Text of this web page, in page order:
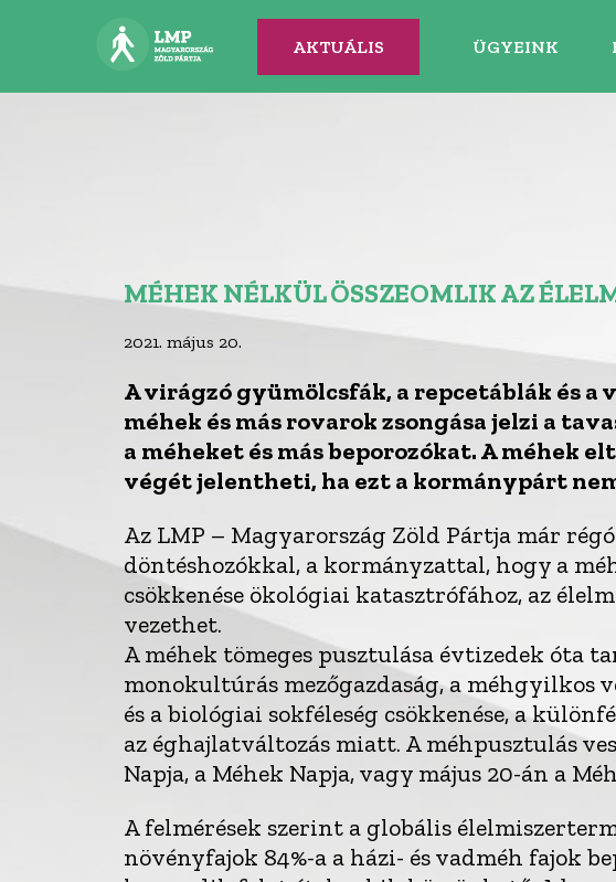
AKTUÁLIS ÜGYEINK
MÉHEK NÉLKÜL ÖSSZEOMLIK AZ
2021. május 20.
A virágzó gyümölcsfák, a repcetáblák és
méhek és más rovarok zsongása jelzi a
a méheket és más beporozókat. A méhek
végét jelentheti, ha ezt a kormánypárt
Az LMP – Magyarország Zöld Pártja már
döntéshozókkal, a kormányzattal, hogy a
csökkenése ökológiai katasztrófához, az
vezethet.
A méhek tömeges pusztulása évtizedek óta
monokultúrás mezőgazdaság, a méhgyilkos
és a biológiai sokféleség csökkenése, a
az éghajlatváltozás miatt. A méhpusztulás
Napja, a Méhek Napja, vagy május 20-án a
A felmérések szerint a globális
növényfajok 84%-a a házi- és vadméh fajok